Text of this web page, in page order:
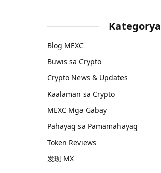
Kategorya
Blog MEXC
Buwis sa Crypto
Crypto News & Updates
Kaalaman sa Crypto
MEXC Mga Gabay
Pahayag sa Pamamahayag
Token Reviews
发现 MX